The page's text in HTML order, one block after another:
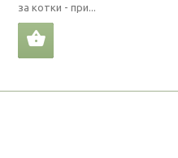
за котки - при...